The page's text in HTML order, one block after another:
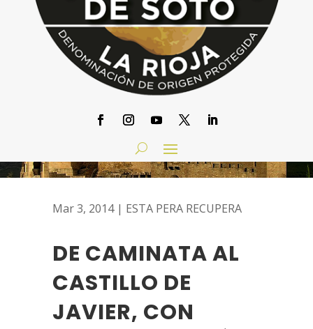
Mar 3, 2014| ESTA PERA RECUPERA
DE CAMINATA AL
CASTILLO DE
JAVIER, CON